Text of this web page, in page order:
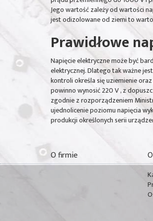
Jego wartość zależy od wartości
jest odizolowane od ziemi to
Prawidłowe
Napięcie elektryczne może być
elektrycznej. Dlatego tak ważne
kontroli określa się uziemienie
powinno wynosić 220 V , z
zgodnie z rozporządzeniem
ujednolicenie poziomu napięcia
produkcji określonych serii
O firmie